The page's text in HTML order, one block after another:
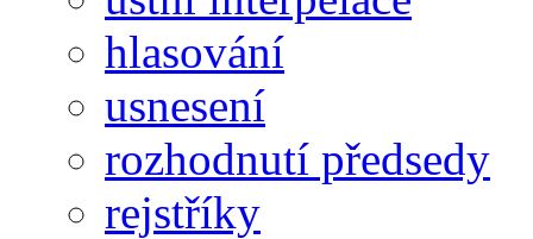
hlasování
usnesení
rozhodnutí předsedy
rejstříky